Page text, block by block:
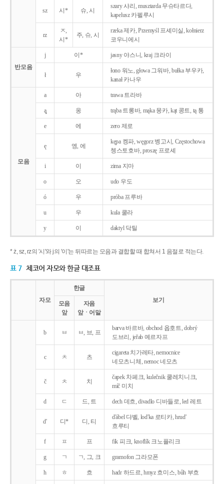
sz 시* 슈, 시
szary 샤리, musztarda 무슈타르다,
kapelusz 카펠루시
rz
ㅈ,
시*
주, 슈, 시
rzeka 제카, Przemyśl 프셰미실, kołnierz
코우니에시
반모음
j 이* jasny 야스니, kraj 크라이
ł 우
łono 워노, głowa 그워바, bułka 부우카,
kanał 카나우
모음
a 아 trawa 트라바
ą̨ 옹 trąba 트롱바, mąka 몽카, kąt 콩트, tą 통
e 에 zero 제로
ę 엥, 에
kępa 켕파, węgorz 벵고시, Częstochowa
쳉스토호바, proszę 프로셰
i 이 zima 지마
o 오 udo 우도
ó 우 próba 프루바
u 우 kula 쿨라
y 이 daktyl 닥틸
* ż, sz, rz의 '시'와 j의 '이'는 뒤따르는 모음과 결합할 때 합쳐서 1 음절로 적는다.
표 7 체코어 자모와 한글 대조표
자모
한글
보기
모음
앞
자음
앞ㆍ어말
b ㅂ ㅂ, 브, 프
barva 바르바, obchod 옵호트, dobrý
도브리, jeřab 예르자프
c ㅊ 츠
cigareta 치가레타, nemocnice
네모츠니체, nemoc 네모츠
č ㅊ 치
čapek 차페크, kulečnik 쿨레치니크,
míč 미치
d ㄷ 드, 트 dech 데흐, divadlo 디바들로, led 레트
d' 디* 디, 티
d'ábel 댜벨, lod'ka 로티카, hrud'
흐루티
f ㅍ 프 fík 피크, knoflík 크노플리크
g ㄱ ㄱ, 그, 크 gramofon 그라모폰
h ㅎ 흐 hadr 하드르, hmyz 흐미스, bůh 부흐